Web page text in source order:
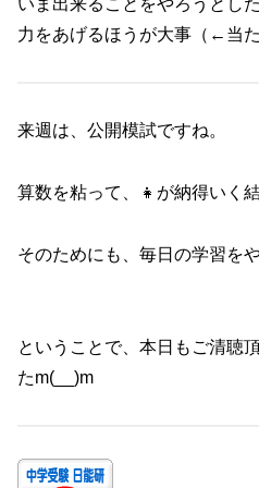
いま出来ることをやろうとし
力をあげるほうが大事（←当た
来週は、公開模試ですね。
算数を粘って、👧が納得いく
そのためにも、毎日の学習を
ということで、本日もご清聴
たm(__)m